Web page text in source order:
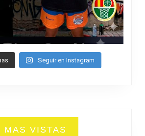
Seguir en Instagram
MAS VISTAS